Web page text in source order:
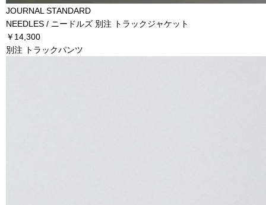
JOURNAL STANDARD
NEEDLES / ニードルズ 別注 トラックジャケット
￥14,300
別注 トラックパンツ